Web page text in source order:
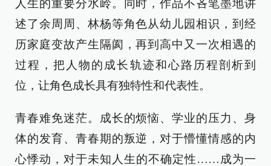
人生的重要分水岭。同时，作品不吝笔墨地讲
述了余周周、林杨等角色从幼儿园相识，到经
历家庭变故产生隔阂，再到高中又一次相遇的
过程，把人物的成长轨迹和心路历程剖析到
位，让角色成长具有独特性和代表性。
青春难免迷茫。成长的烦恼、学业的压力、身
体的发育、青春期的叛逆，对于懵懂情感的内
心悸动，对于未知人生的不确定性……成为一